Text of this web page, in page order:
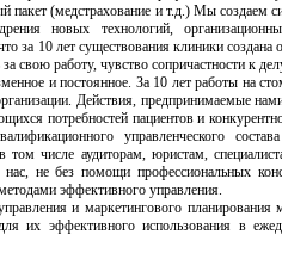
пакет (медстрахование и т.д.) Мы
новых технологий,
за 10 лет существования клиники создана
свою работу, чувство сопричастности к
и постоянное. За 10 лет работы на
Действия, предпринимаемые
потребностей пациентов и
управленческого
том числе аудиторам, юристам,
не без помощи профессиональных
эффективного управления.
и маркетингового
их эффективного использования в